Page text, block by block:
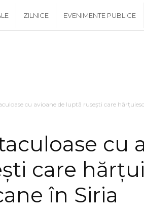
ZILNICE EVENIMENTE PUBLICE
cu avioane de luptă rusești care
cu
care
în Siria